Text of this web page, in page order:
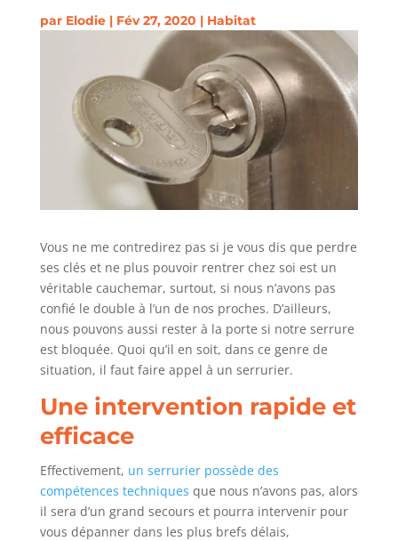
par Elodie| Fév 27, 2020 | Habitat
Vous ne me contredirez pas si je vous dis que perdre
ses clés et ne plus pouvoir rentrer chez soi est un
véritable cauchemar, surtout, si nous n’avons pas
confié le double à l’un de nos proches. D’ailleurs,
nous pouvons aussi rester à la porte si notre serrure
est bloquée. Quoi qu’il en soit, dans ce genre de
situation, il faut faire appel à un serrurier.
Une intervention rapide et
efficace
Effectivement, un serrurier possède des
compétences techniques que nous n’avons pas, alors
il sera d’un grand secours et pourra intervenir pour
vous dépanner dans les plus brefs délais,